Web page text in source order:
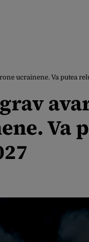
ucrainene. Va putea
Va